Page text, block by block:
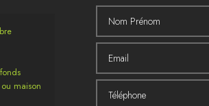
maison
Nom Prénom
Email
Téléphone